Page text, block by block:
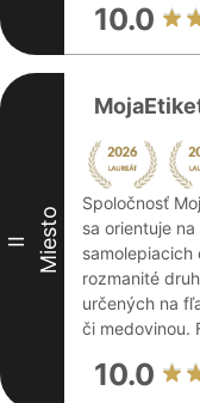
10.0
II Miesto
Spoločnosť
sa orientuje
samolepiacich
rozmanité
určených na
či medovinou.
10.0